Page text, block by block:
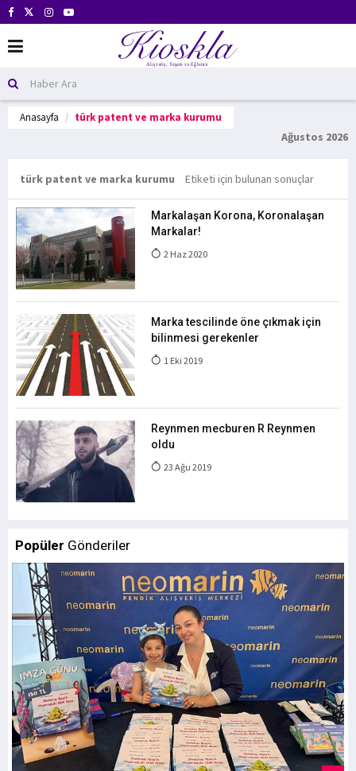
Anasayfa türk patent ve marka kurumu
Ağustos 2026
türk patent ve marka kurumu Etiketi için bulunan sonuçlar
Markalaşan Korona, Koronalaşan
Markalar!
2 Haz 2020
Marka tescilinde öne çıkmak için
bilinmesi gerekenler
1 Eki 2019
Reynmen mecburen R Reynmen
oldu
23 Ağu 2019
Popüler Gönderiler